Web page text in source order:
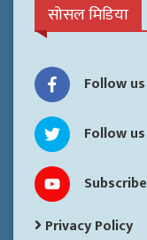
सोसल मिडिया
Follow
Follow
Privacy Policy